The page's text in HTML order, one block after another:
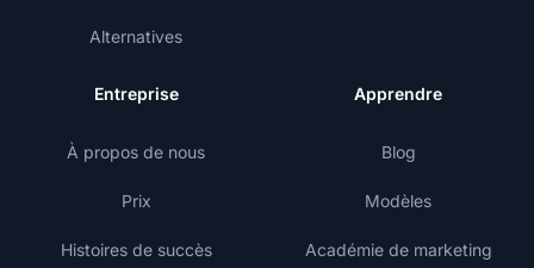
Alternatives
Entreprise
À propos de nous
Prix
Histoires de succès
Apprendre
Blog
Modèles
Académie de marketing